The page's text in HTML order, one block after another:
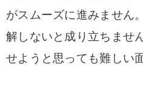
がスムーズに進みません
解しないと成り立ちませ
せようと思っても難しい